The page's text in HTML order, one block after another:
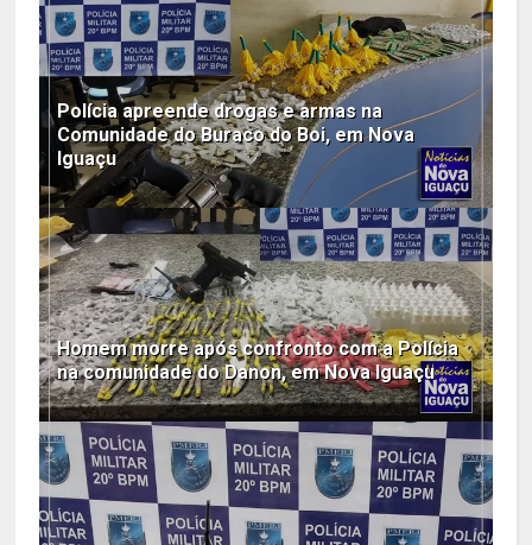
Polícia apreende drogas e armas na
Comunidade do Buraco do Boi, em Nova
Iguaçu
Homem morre após confronto com a Polícia
na comunidade do Danon, em Nova Iguaçu